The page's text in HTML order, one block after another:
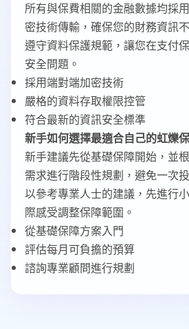
所有與保費相關的金融數據均採
密技術傳輸，確保您的財務資訊
遵守資料保護規範，讓您在支付
安全問題。
採用端對端加密技術
嚴格的資料存取權限控管
符合最新的資訊安全標準
新手如何選擇最適合自己的虹爍
新手建議先從基礎保障開始，並
需求進行階段性規劃，避免一次
以參考專業人士的建議，先進行
際感受調整保障範圍。
從基礎保障方案入門
評估每月可負擔的預算
諮詢專業顧問進行規劃